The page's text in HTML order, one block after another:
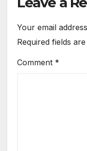
Your email
Required fields
Comment *